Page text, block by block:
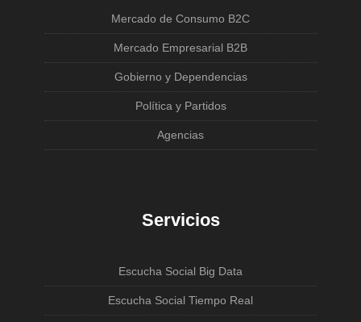
Mercado de Consumo B2C
Mercado Empresarial B2B
Gobierno y Dependencias
Política y Partidos
Agencias
Servicios
Escucha Social Big Data
Escucha Social Tiempo Real